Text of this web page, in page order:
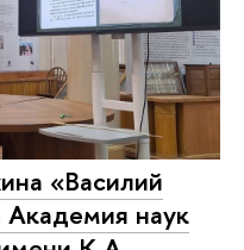
«Василий
Академия наук